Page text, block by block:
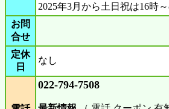
2025年3月から土日祝は16時
お問
合せ
定休
日
なし
022-794-7508